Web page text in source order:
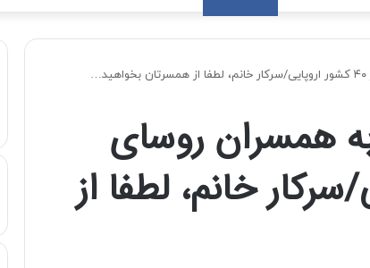
همسران روسای
سرکار خانم، لطفا از